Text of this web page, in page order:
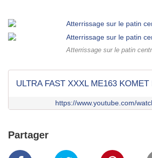
Atterrissage sur le patin
https://www.youtube.com/
Partager